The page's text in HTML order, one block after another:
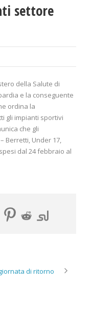
settore
della Salute di
e la conseguente
ordina la
gli impianti sportivi
che gli
Berretti, Under 17,
dal 24 febbraio al
giornata di ritorno